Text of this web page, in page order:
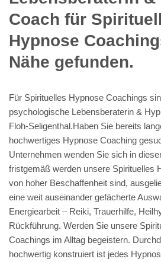
Coach für
Hypnose
Nähe gefunden.
Für Spirituelles Hypnose Coachings
psychologische Lebensberaterin &
Floh-Seligenthal.Haben Sie bereits
hochwertiges Hypnose Coaching
Unternehmen wenden Sie sich in
fristgemäß werden unsere Spirituelles
von hoher Beschaffenheit sind,
eine weit auseinander gefächerte
Energiearbeit – Reiki, Trauerhilfe,
Rückführung. Werden Sie unsere
Coachings im Alltag begeistern.
hochwertig konstruiert ist jedes